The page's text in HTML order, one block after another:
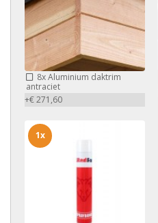
8xAluminium daktrim
antraciet
+€ 271,60
1x